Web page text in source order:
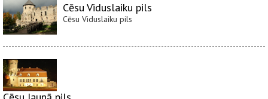
Cēsu Viduslaiku pils
Cēsu Viduslaiku pils